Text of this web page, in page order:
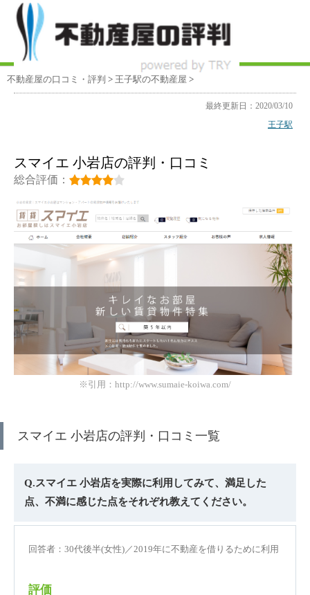
不動産屋の口コミ・評判 > 王子駅の不動産屋 >
最終更新日：2020/03/10
王子駅
スマイエ 小岩店の評判・口コミ
総合評価：
※引用：http://www.sumaie-koiwa.com/
スマイエ 小岩店の評判・口コミ一覧
Q.スマイエ 小岩店を実際に利用してみて、満足した
点、不満に感じた点をそれぞれ教えてください。
回答者：30代後半(女性)／2019年に不動産を借りるために利用
評価